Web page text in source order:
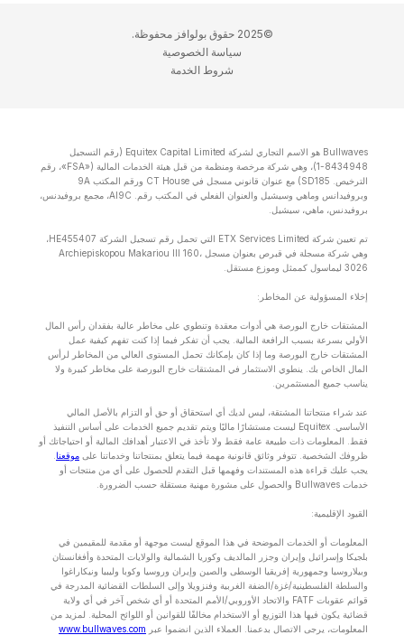
©2025 حقوق بولوافز محفوظة.
سياسة الخصوصية
شروط الخدمة
Bullwaves هو الاسم التجاري لشركة Equitex Capital Limited (رقم التسجيل
8434948-1)، وهي شركة مرخصة ومنظمة من قبل هيئة الخدمات المالية («FSA»، رقم
الترخيص. SD185) مع عنوان قانوني مسجل في CT House ورقم المكتب 9A
وبروفيدانس وماهي وسيشيل والعنوان الفعلي في المكتب رقم. Al9C، مجمع بروفيدنس،
بروفيدنس، ماهي، سيشيل.
تم تعيين شركة ETX Services Limited التي تحمل رقم تسجيل الشركة HE455407،
وهي شركة مسجلة في قبرص بعنوان مسجل Archiepiskopou Makariou lll 160،
3026 ليماسول كممثل وموزع مستقل.
إخلاء المسؤولية عن المخاطر:
المشتقات خارج البورصة هي أدوات معقدة وتنطوي على مخاطر عالية بفقدان رأس المال
الأولي بسرعة بسبب الرافعة المالية. يجب أن تفكر فيما إذا كنت تفهم كيفية عمل
المشتقات خارج البورصة وما إذا كان بإمكانك تحمل المستوى العالي من المخاطر لرأس
المال الخاص بك. ينطوي الاستثمار في المشتقات خارج البورصة على مخاطر كبيرة ولا
يناسب جميع المستثمرين.
عند شراء منتجاتنا المشتقة، ليس لديك أي استحقاق أو حق أو التزام بالأصل المالي
الأساسي. Equitex ليست مستشارًا ماليًا ويتم تقديم جميع الخدمات على أساس التنفيذ
فقط. المعلومات ذات طبيعة عامة فقط ولا تأخذ في الاعتبار أهدافك المالية أو احتياجاتك أو
ظروفك الشخصية. تتوفر وثائق قانونية مهمة فيما يتعلق بمنتجاتنا وخدماتنا على موقعنا
يجب عليك قراءة هذه المستندات وفهمها قبل التقدم للحصول على أي من منتجات أو
خدمات Bullwaves والحصول على مشورة مهنية مستقلة حسب الضرورة.
القيود الإقليمية:
المعلومات أو الخدمات الموضحة في هذا الموقع ليست موجهة أو مقدمة للمقيمين في
بلجيكا وإسرائيل وإيران وجزر المالديف وكوريا الشمالية والولايات المتحدة وأفغانستان
وبيلاروسيا وجمهورية إفريقيا الوسطى والصين وإيران وروسيا وكوبا وليبيا ونيكاراغوا
والسلطة الفلسطينية/غزة/الضفة الغربية وفنزويلا وإلى السلطات القضائية المدرجة في
قوائم عقوبات FATF والاتحاد الأوروبي/الأمم المتحدة أو أي شخص آخر في أي ولاية
قضائية يكون فيها هذا التوزيع أو الاستخدام مخالفًا للقوانين أو اللوائح المحلية. لمزيد من
المعلومات، يرجى الاتصال بدعمنا. العملاء الذين انضموا عبر www.bullwaves.com